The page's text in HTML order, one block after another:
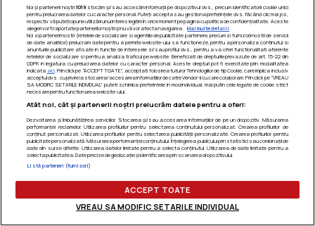
Noi și partenerii noștri 1019stocăm și/sau accesăm informații pe dispozitivul dvs., precum identificatorii cookie unici
pentru prelucrarea datelor cu caracter personal. Puteți accepta sau gestiona preferințele dvs. făcând clic mai jos,
respectiv vă puteți opune utilizării unui interes legitim în orice moment pe pagina cu politica de confidențialitate. Aceste
alegeri vor fi raportate partenerilor noștri și nu vă vor afecta navigarea.
Mai multe detalii
Noi si partenerii nostri (retelele de socializare si agentiile de publicitate partenere, precum si furnizorii nostri de servicii
de date analitice) prelucram date pentru a permite website-ului sa functioneze, pentru a personaliza continutul si
anunturile publicitare afisate in functie de interesele si/sau profilul dvs., pentru a va oferi functionalitati aferente
retelelor de socializare si pentru a analiza traficul pe website. Beneficiati de drepturile prevazute de art. 15-22 din
GDPR in legatura cu prelucrarea datelor cu caracter personal. Aceste drepturi pot fi exercitate prin modalitatea
indicata aici. Prin click pe “ACCEPT TOATE”, acceptati folosirea tuturor Tehnologiilor de tip Cookie, care implica inclusiv
acceptul dvs. cu privire la stocarea/accesarea informatiilor de catre Vendor-ii cu care colaboram. Prin click pe “VREAU
SA MODIFIC SETARILE INDIVIDUAL” puteti schimba preferintele in mod individual, mai putin cele legate de cookie strict
necesare pentru functionarea website-ului.
Atât noi, cât și partenerii noștri prelucrăm datele pentru a oferi:
Dezvoltarea și îmbunătățirea serviciilor. Stocarea și/sau accesarea informațiilor de pe un dispozitiv. Măsurarea
performanței reclamelor. Utilizarea profilurilor pentru selectarea conținutului personalizat. Crearea profilurilor de
conținut personalizat. Utilizarea profilurilor pentru selectarea publicității personalizate. Crearea profilurilor pentru
publicitate personalizată. Măsurarea performanței conținutului. Înțelegerea publicului prin statistici sau combinații de
date din surse diferite. Utilizarea datelor limitate pentru a selecta conținutul. Utilizarea de date limitate pentru a
selecta publicitatea. Date precise de geolocație și identificarea prin scanarea dispozitivului.
Listă parteneri (furnizori)
ACCEPT TOATE
VREAU SA MODIFIC SETARILE INDIVIDUAL